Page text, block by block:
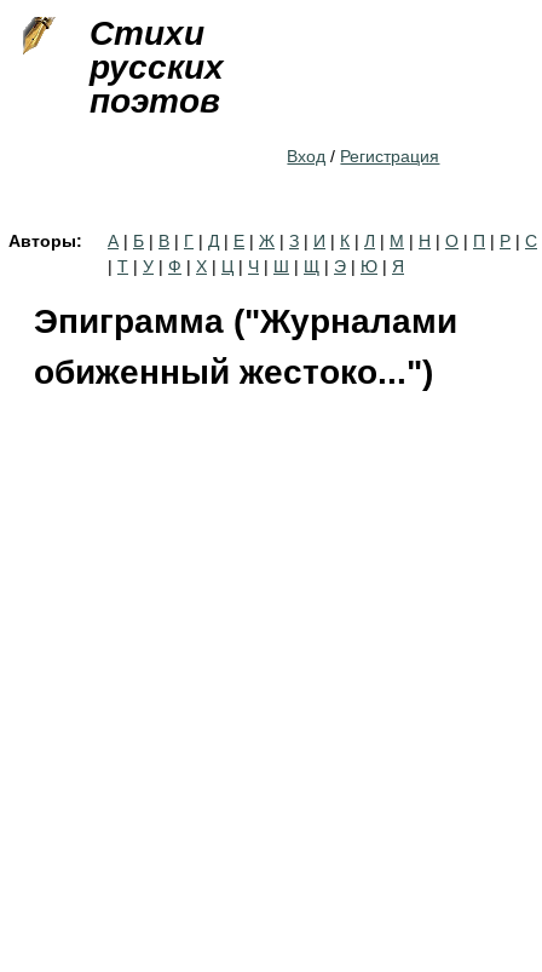
Стихи
русских
поэтов
Вход / Регистрация
Авторы: А | Б | В | Г | Д | Е | Ж | З | И | К | Л | М | Н | О | П | Р | С
| Т | У | Ф | Х | Ц | Ч | Ш | Щ | Э | Ю | Я
Эпиграмма ("Журналами
обиженный жестоко...")